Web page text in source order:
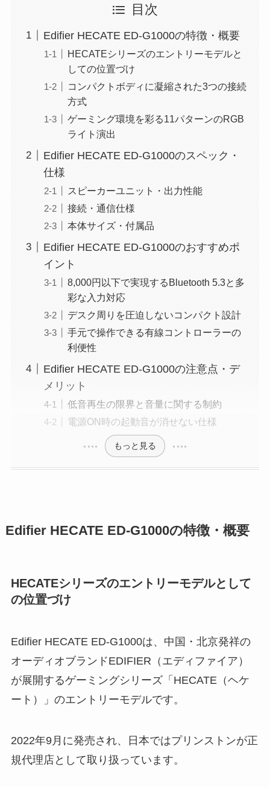
目次
Edifier HECATE ED-G1000の特徴・概要
HECATEシリーズのエントリーモデルと
しての位置づけ
コンパクトボディに凝縮された3つの接続
方式
ゲーミング環境を彩る11パターンのRGB
ライト演出
Edifier HECATE ED-G1000のスペック・
仕様
スピーカーユニット・出力性能
接続・通信仕様
本体サイズ・付属品
Edifier HECATE ED-G1000のおすすめポ
イント
8,000円以下で実現するBluetooth 5.3と多
彩な入力対応
デスク周りを圧迫しないコンパクト設計
手元で操作できる有線コントローラーの
利便性
Edifier HECATE ED-G1000の注意点・デ
メリット
低音再生の限界と音量に関する制約
電源ON時の起動音が消せない仕様
もっと見る
Edifier HECATE ED-G1000の特徴・概要
HECATEシリーズのエントリーモデルとして
の位置づけ
Edifier HECATE ED-G1000は、中国・北京発祥の
オーディオブランドEDIFIER（エディファイア）
が展開するゲーミングシリーズ「HECATE（ヘケ
ート）」のエントリーモデルです。
2022年9月に発売され、日本ではプリンストンが正
規代理店として取り扱っています。